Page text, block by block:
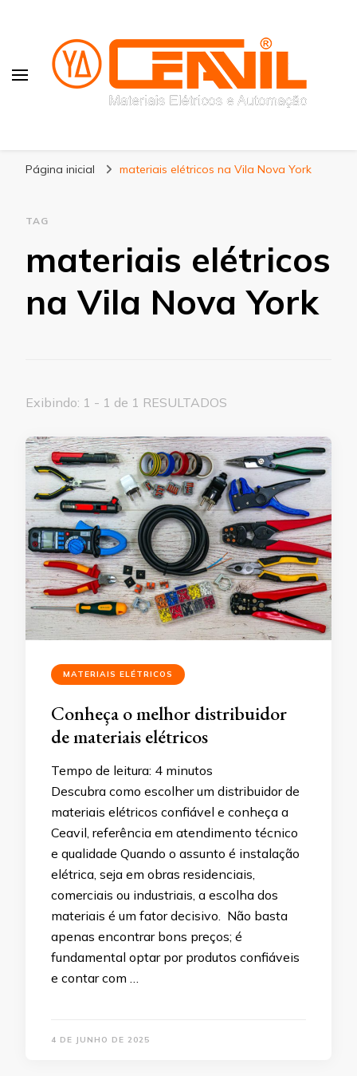
Produtos do Setor de Automação Industrial
Página inicial materiais elétricos na Vila Nova York
TAG
materiais elétricos
na Vila Nova York
Exibindo: 1 - 1 de 1 RESULTADOS
MATERIAIS ELÉTRICOS
Conheça o melhor distribuidor
de materiais elétricos
Tempo de leitura: 4 minutos
Descubra como escolher um distribuidor de
materiais elétricos confiável e conheça a
Ceavil, referência em atendimento técnico
e qualidade Quando o assunto é instalação
elétrica, seja em obras residenciais,
comerciais ou industriais, a escolha dos
materiais é um fator decisivo. Não basta
apenas encontrar bons preços; é
fundamental optar por produtos confiáveis
e contar com …
4 DE JUNHO DE 2025